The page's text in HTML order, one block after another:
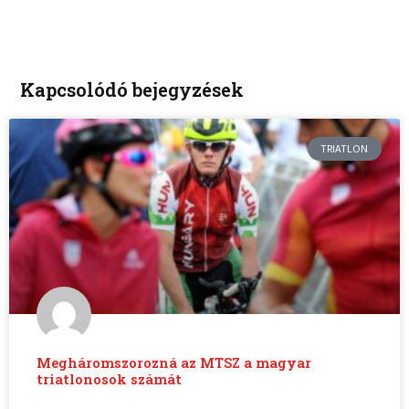
Kapcsolódó bejegyzések
TRIATLON
Megháromszorozná az MTSZ a magyar
triatlonosok számát